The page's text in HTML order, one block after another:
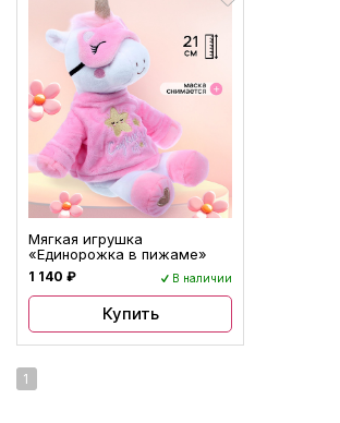
Мягкая игрушка
«Единорожка в пижаме»
1 140 ₽ В наличии
Купить
1